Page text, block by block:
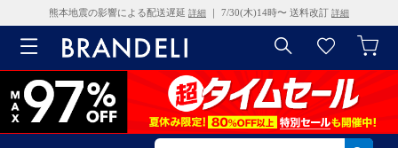
熊本地震の影響による配送遅延 詳細 ｜ 7/30(木)14時〜 送料改訂 詳細